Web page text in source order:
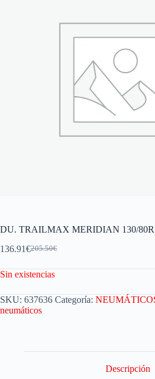
DU. TRAILMAX MERIDIAN 130/
205.50€
136.91€
Sin existencias
SKU: 637636 Categoría:
neumáticos
Descripción